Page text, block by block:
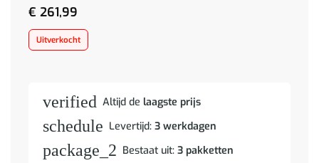
€ 261,99
Uitverkocht
verified Altijd de laagste prijs
schedule Levertijd: 3 werkdagen
package_2 Bestaat uit: 3 pakketten